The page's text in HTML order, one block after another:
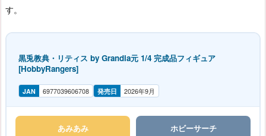
す。
黒兎教典・リティス by Grandia元 1/4 完成品フィギュア
[HobbyRangers]
JAN 6977039606708 発売日 2026年9月
あみあみ ホビーサーチ